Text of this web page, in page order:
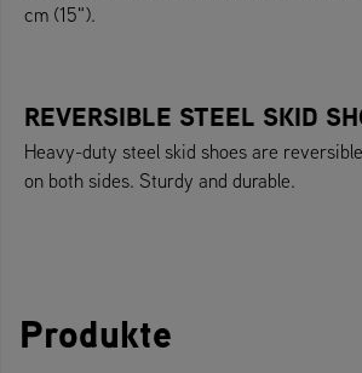
cm (15").
REVERSIBLE STEEL SKID
Heavy-duty steel skid shoes are
on both sides. Sturdy and durable.
Produkte